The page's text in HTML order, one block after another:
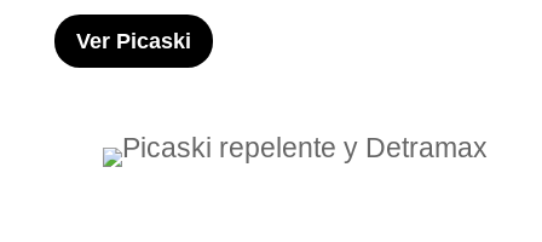
Ver Picaski